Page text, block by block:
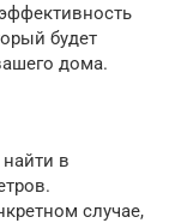
будет
дома.
в
случае,